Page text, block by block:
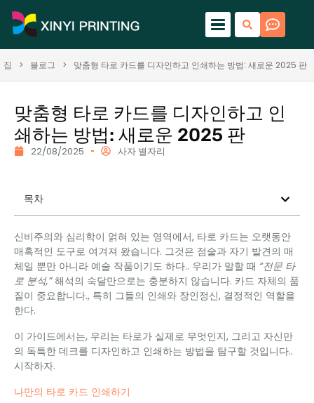
집 > 블로그 > 맞춤형 타로 카드를 디자인하고 인쇄하는 방법: 새로운 2025 판
맞춤형 타로 카드를 디자인하고 인
쇄하는 방법: 새로운 2025 판
22/08/2025 사자 별자리
목차
신비주의와 심리학이 얽혀 있는 영역에서, 타로 카드는 오랫동안
매혹적인 도구로 여겨져 왔습니다. 그것은 점술과 자기 발견의 매
체일 뿐만 아니라 예술 작품이기도 하다.. 우리가 말할 때 “전문 타
로 분석,”해석의 숙달만으로는 충분하지 않습니다. 카드 자체의 품
질이 중요합니다., 특히 그들의 인쇄와 장인정신, 결정적인 역할을
한다.
이 가이드에서는, 우리는 타로가 실제로 무엇인지, 그리고 자신만
의 독특한 데크를 디자인하고 인쇄하는 방법을 탐구할 것입니다..
시작하자.
나만의 타로 카드 인쇄하기